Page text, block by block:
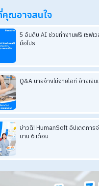
ากลูกจ้างไม่ใส่อุปกรณ์ป้องกั
ยจ้างยังมีหน้าที่ควบคุม กำกับ
รความปลอดภัย หากปล่อยปละล
ากเกิดอุบัติเหตุจากการทำง
ยจ้างต้องแจ้งต่อพนักงานตรว
ยวข้องตามระยะเวลาที่กฎหมา
รงหรือเสียชีวิต